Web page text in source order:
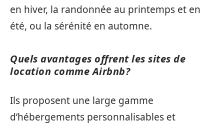
en hiver, la randonnée au printemps et en
été, ou la sérénité en automne.
Quels avantages offrent les sites de
location comme Airbnb?
Ils proposent une large gamme
d’hébergements personnalisables et